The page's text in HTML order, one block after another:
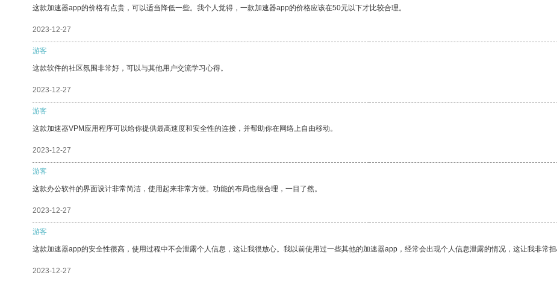
这款加速器app的价格有点贵，可以适当降低一些。我个人觉得，一款加速器app的价格应该在50元以下才比较合理。
2023-12-27
游客
这款软件的社区氛围非常好，可以与其他用户交流学习心得。
2023-12-27
游客
这款加速器VPM应用程序可以给你提供最高速度和安全性的连接，并帮助你在网络上自由移动。
2023-12-27
游客
这款办公软件的界面设计非常简洁，使用起来非常方便。功能的布局也很合理，一目了然。
2023-12-27
游客
这款加速器app的安全性很高，使用过程中不会泄露个人信息，这让我很放心。我以前使用过一些其他的加速器app，经常会出现个人信息泄露的情况，这让我非常担
2023-12-27